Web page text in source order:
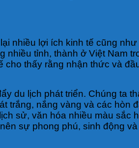
nhiều lợi ích kinh tế cũng
tỉnh, thành ở Việt Nam
cho thấy rằng nhận thức và
du lịch phát triển. Chúng ta
trắng, nắng vàng và các hòn
sử, văn hóa nhiều màu sắc
sự phong phú, sinh động